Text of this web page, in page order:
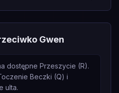
Gwen
dostępne Przeszycie (R).
Beczki (Q) i
ulta.